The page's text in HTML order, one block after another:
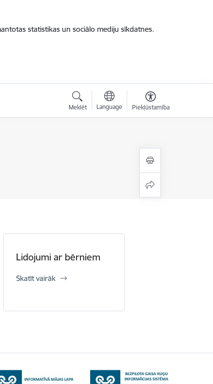
statistikas un sociālo mediju sīkdatnes.
Meklēt Language Piekļūstamība
Lidojumi ar bērniem
Skatīt vairāk